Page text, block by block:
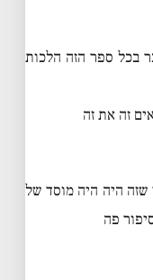
בכל ספר הזה הלכות
זה את זה
שזה היה היה מוסד של
פה